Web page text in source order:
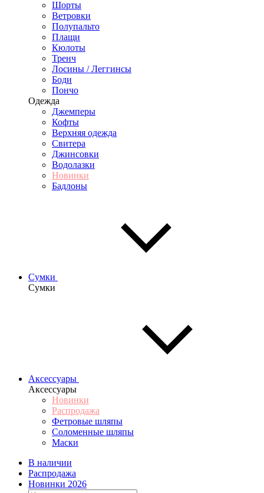
Шорты
Ветровки
Полупальто
Плащи
Кюлоты
Тренч
Лосины / Леггинсы
Боди
Пончо
Одежда
Джемперы
Кофты
Верхняя одежда
Свитера
Джинсовки
Водолазки
Новинки
Бадлоны
Сумки
Сумки
Аксессуары
Аксессуары
Новинки
Распродажа
Фетровые шляпы
Соломенные шляпы
Маски
В наличии
Распродажа
Новинки 2026